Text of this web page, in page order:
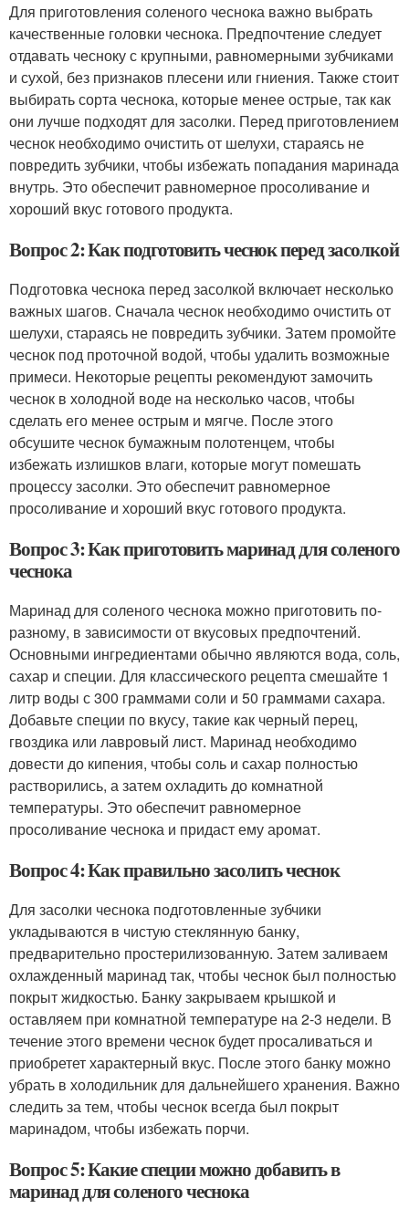
Для приготовления соленого чеснока важно выбрать
качественные головки чеснока. Предпочтение следует
отдавать чесноку с крупными, равномерными зубчиками
и сухой, без признаков плесени или гниения. Также стоит
выбирать сорта чеснока, которые менее острые, так как
они лучше подходят для засолки. Перед приготовлением
чеснок необходимо очистить от шелухи, стараясь не
повредить зубчики, чтобы избежать попадания маринада
внутрь. Это обеспечит равномерное просоливание и
хороший вкус готового продукта.
Вопрос 2: Как подготовить чеснок перед засолкой
Подготовка чеснока перед засолкой включает несколько
важных шагов. Сначала чеснок необходимо очистить от
шелухи, стараясь не повредить зубчики. Затем промойте
чеснок под проточной водой, чтобы удалить возможные
примеси. Некоторые рецепты рекомендуют замочить
чеснок в холодной воде на несколько часов, чтобы
сделать его менее острым и мягче. После этого
обсушите чеснок бумажным полотенцем, чтобы
избежать излишков влаги, которые могут помешать
процессу засолки. Это обеспечит равномерное
просоливание и хороший вкус готового продукта.
Вопрос 3: Как приготовить маринад для соленого
чеснока
Маринад для соленого чеснока можно приготовить по-
разному, в зависимости от вкусовых предпочтений.
Основными ингредиентами обычно являются вода, соль,
сахар и специи. Для классического рецепта смешайте 1
литр воды с 300 граммами соли и 50 граммами сахара.
Добавьте специи по вкусу, такие как черный перец,
гвоздика или лавровый лист. Маринад необходимо
довести до кипения, чтобы соль и сахар полностью
растворились, а затем охладить до комнатной
температуры. Это обеспечит равномерное
просоливание чеснока и придаст ему аромат.
Вопрос 4: Как правильно засолить чеснок
Для засолки чеснока подготовленные зубчики
укладываются в чистую стеклянную банку,
предварительно простерилизованную. Затем заливаем
охлажденный маринад так, чтобы чеснок был полностью
покрыт жидкостью. Банку закрываем крышкой и
оставляем при комнатной температуре на 2-3 недели. В
течение этого времени чеснок будет просаливаться и
приобретет характерный вкус. После этого банку можно
убрать в холодильник для дальнейшего хранения. Важно
следить за тем, чтобы чеснок всегда был покрыт
маринадом, чтобы избежать порчи.
Вопрос 5: Какие специи можно добавить в
маринад для соленого чеснока